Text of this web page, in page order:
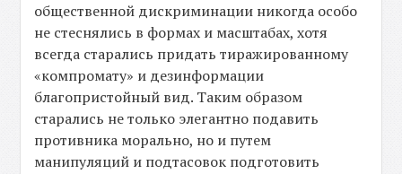
общественной дискриминации никогда особо
не стеснялись в формах и масштабах, хотя
всегда старались придать тиражированному
«компромату» и дезинформации
благопристойный вид. Таким образом
старались не только элегантно подавить
противника морально, но и путем
манипуляций и подтасовок подготовить